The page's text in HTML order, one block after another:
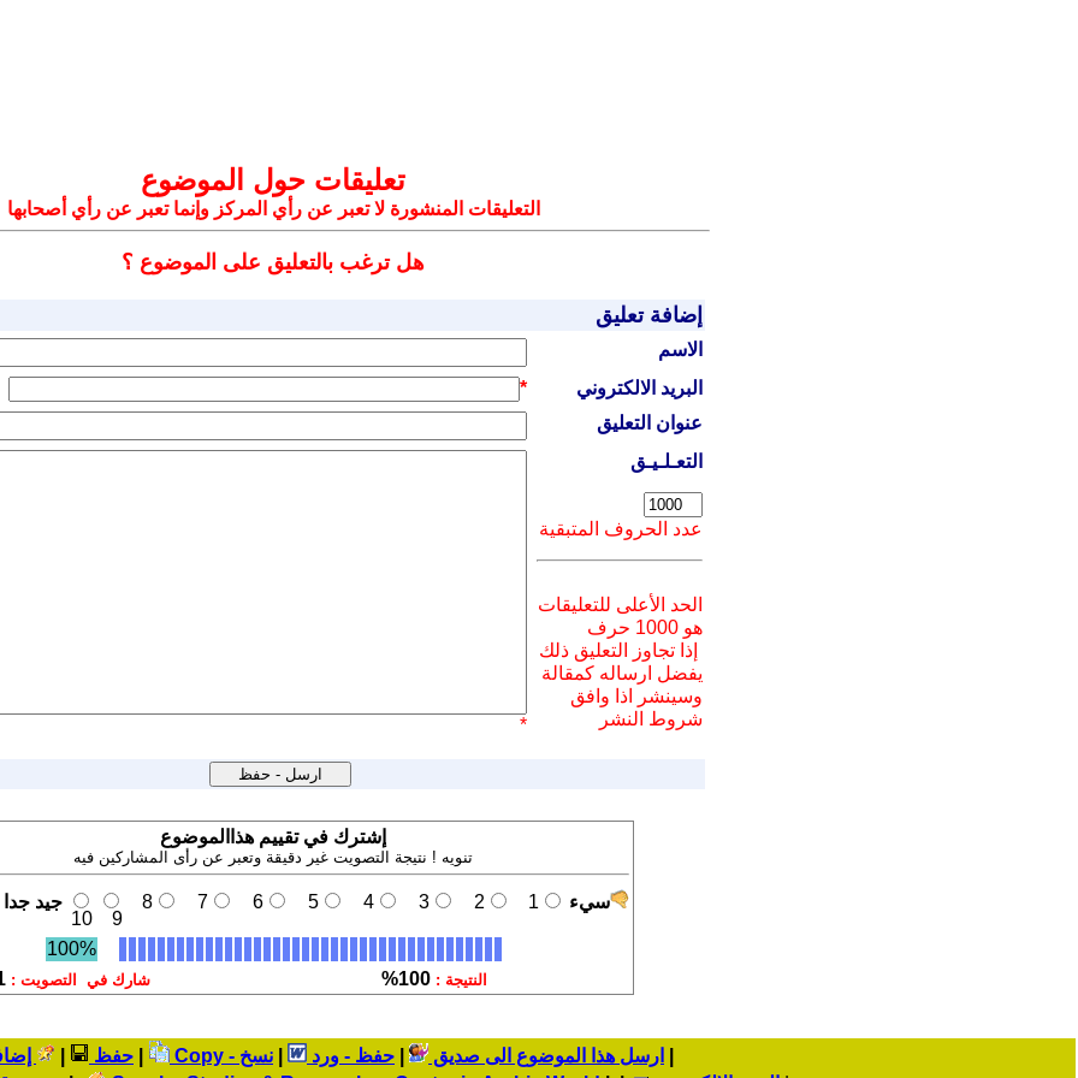
تعليقات حول الموضوع
التعليقات المنشورة لا تعبر عن رأي المركز وإنما تعبر عن رأي أصحابها
هل ترغب بالتعليق على الموضوع ؟
إضافة تعليق
الاسم
البريد الالكتروني
*
عنوان التعليق
التعـلـيـق
عدد الحروف المتبقية
الحد الأعلى للتعليقات
هو 1000 حرف
إذا تجاوز التعليق ذلك
يفضل ارساله كمقالة
وسينشر اذا وافق
شروط النشر
*
إشترك في تقييم هذاالموضوع
تنويه ! نتيجة التصويت غير دقيقة وتعبر عن رأى المشاركين فيه
سيء 1
2
3
4
5
6
7
8
9
10
جيد جدا
100%
النتيجة :100% شارك في التصويت :
ارسل هذا الموضوع الى صديق حفظ - ورد نسخ - Copy حفظ